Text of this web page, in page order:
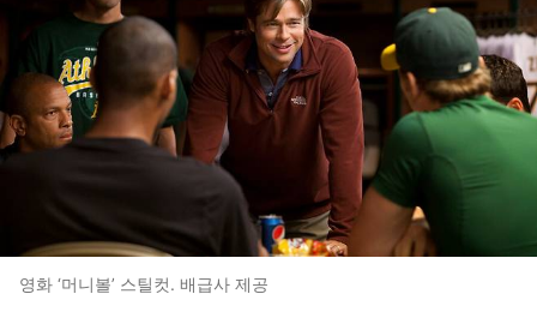
영화 ‘머니볼’ 스틸컷. 배급사 제공